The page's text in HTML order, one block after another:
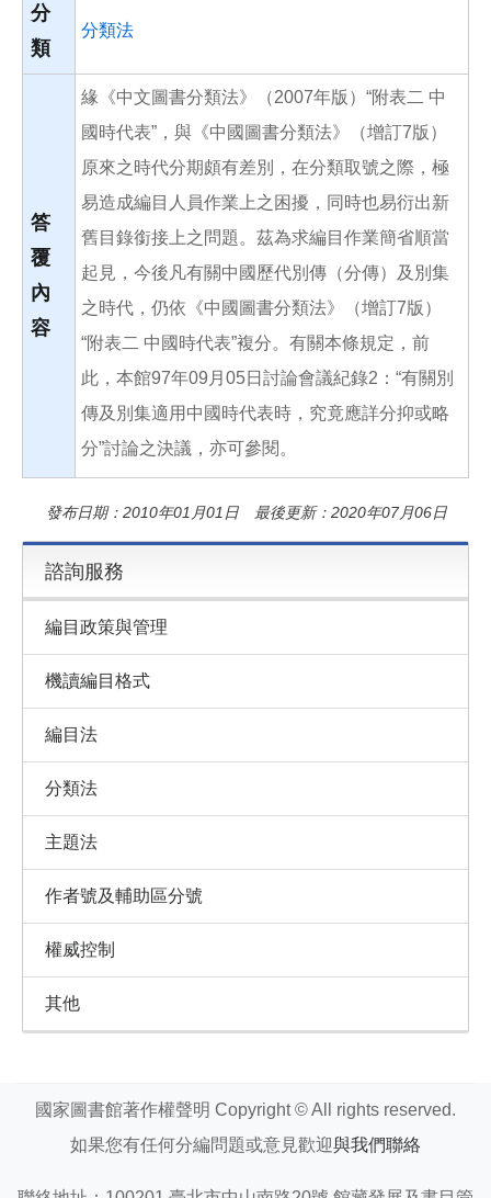
分
類
分類法
答
覆
內
容
緣《中文圖書分類法》（2007年版）“附表二 中
國時代表”，與《中國圖書分類法》（增訂7版）
原來之時代分期頗有差別，在分類取號之際，極
易造成編目人員作業上之困擾，同時也易衍出新
舊目錄銜接上之問題。茲為求編目作業簡省順當
起見，今後凡有關中國歷代別傳（分傳）及別集
之時代，仍依《中國圖書分類法》（增訂7版）
“附表二 中國時代表”複分。有關本條規定，前
此，本館97年09月05日討論會議紀錄2：“有關別
傳及別集適用中國時代表時，究竟應詳分抑或略
分”討論之決議，亦可參閱。
發布日期：2010年01月01日 最後更新：2020年07月06日
諮詢服務
編目政策與管理
機讀編目格式
編目法
分類法
主題法
作者號及輔助區分號
權威控制
其他
國家圖書館著作權聲明 Copyright © All rights reserved.
如果您有任何分編問題或意見歡迎與我們聯絡